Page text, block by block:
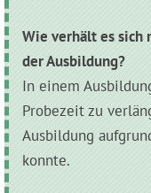
Wie verhält es
der Ausbildung?
In einem
Probezeit zu
Ausbildung
konnte.